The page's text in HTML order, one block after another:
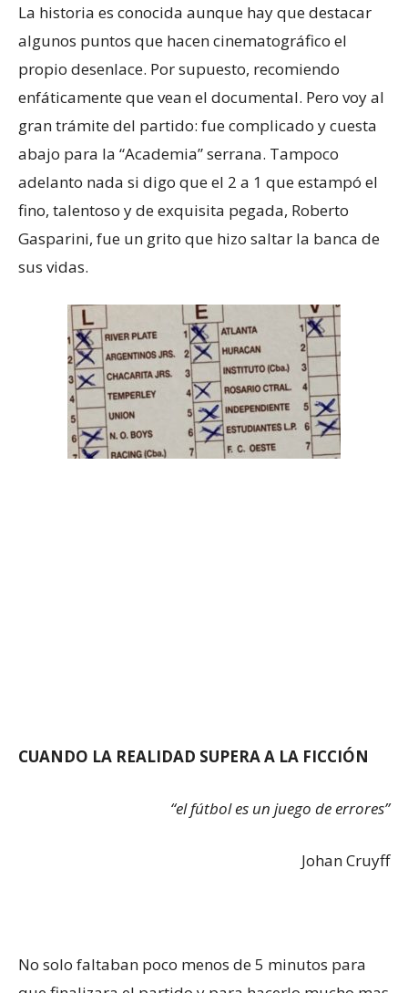
La historia es conocida aunque hay que destacar
algunos puntos que hacen cinematográfico el
propio desenlace. Por supuesto, recomiendo
enfáticamente que vean el documental. Pero voy al
gran trámite del partido: fue complicado y cuesta
abajo para la “Academia” serrana. Tampoco
adelanto nada si digo que el 2 a 1 que estampó el
fino, talentoso y de exquisita pegada, Roberto
Gasparini, fue un grito que hizo saltar la banca de
sus vidas.
CUANDO LA REALIDAD SUPERA A LA FICCIÓN
“el fútbol es un juego de errores”
Johan Cruyff
No solo faltaban poco menos de 5 minutos para